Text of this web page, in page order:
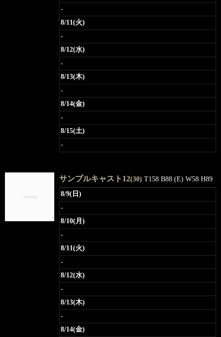
-
8/11(火)
-
8/12(水)
-
8/13(木)
-
8/14(金)
-
8/15(土)
-
サンプルキャスト12(30) T158 B88 (E) W58 H89
8/9(日)
-
8/10(月)
-
8/11(火)
-
8/12(水)
-
8/13(木)
-
8/14(金)